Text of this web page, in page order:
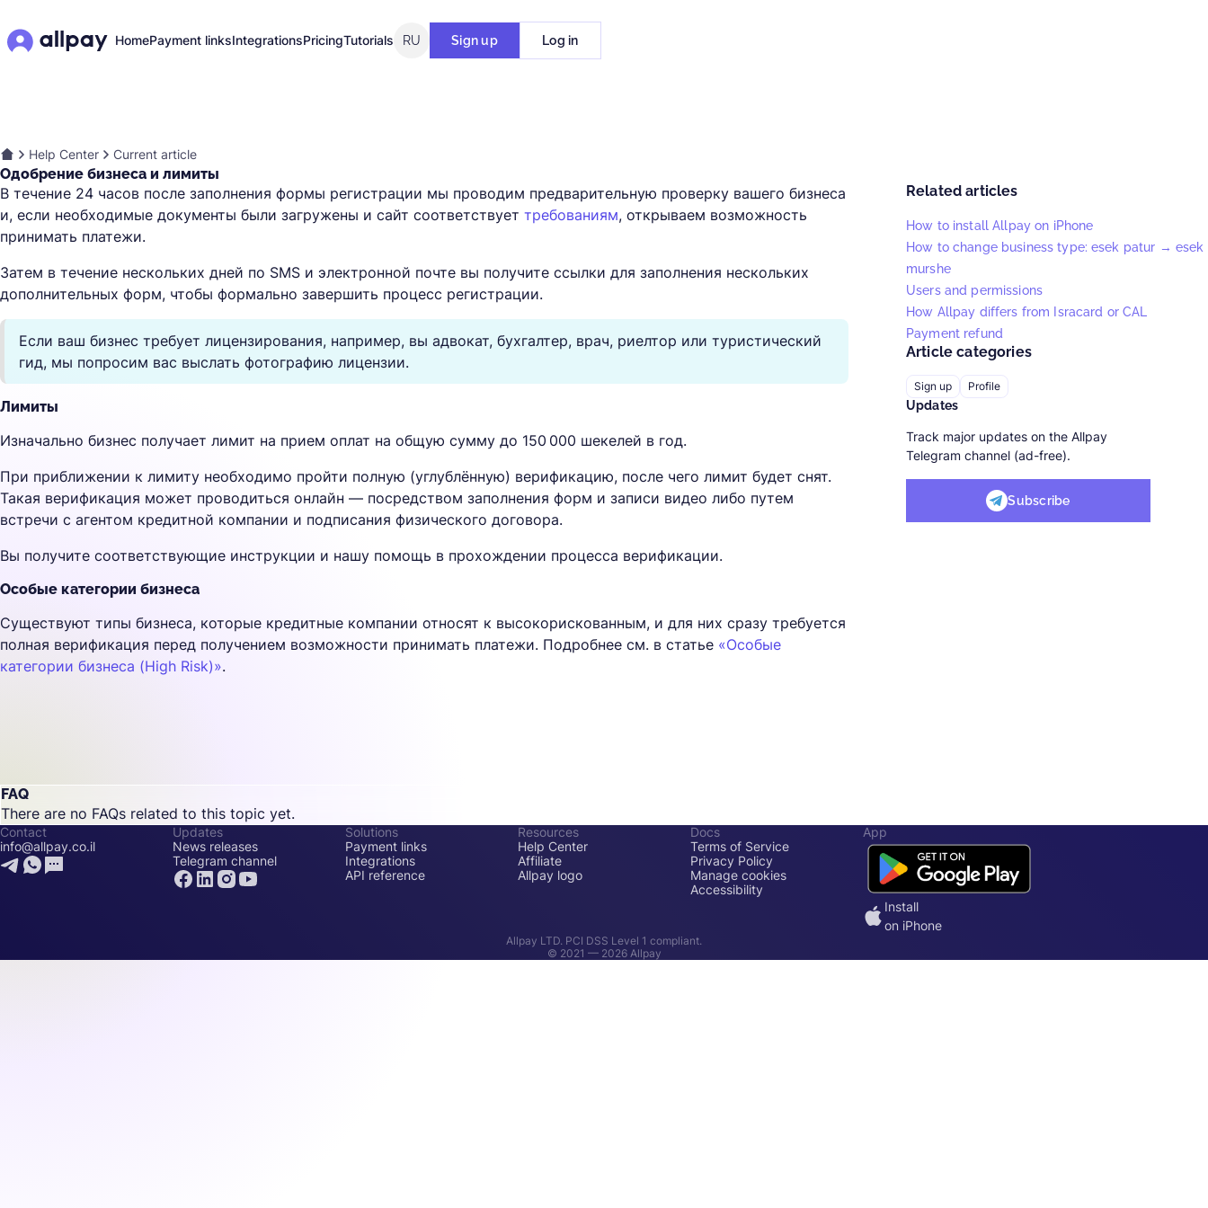
HomePayment linksIntegrationsPricingTutorials RU Sign up Log in
Help Center Current article
Одобрение бизнеса и лимиты
В течение 24 часов после заполнения формы регистрации мы проводим предварительную проверку вашего бизнеса
и, если необходимые документы были загружены и сайт соответствует требованиям, открываем возможность
принимать платежи.
Затем в течение нескольких дней по SMS и электронной почте вы получите ссылки для заполнения нескольких
дополнительных форм, чтобы формально завершить процесс регистрации.
Если ваш бизнес требует лицензирования, например, вы адвокат, бухгалтер, врач, риелтор или туристический
гид, мы попросим вас выслать фотографию лицензии.
Лимиты
Изначально бизнес получает лимит на прием оплат на общую сумму до 150 000 шекелей в год.
При приближении к лимиту необходимо пройти полную (углублённую) верификацию, после чего лимит будет снят.
Такая верификация может проводиться онлайн — посредством заполнения форм и записи видео либо путем
встречи с агентом кредитной компании и подписания физического договора.
Вы получите соответствующие инструкции и нашу помощь в прохождении процесса верификации.
Особые категории бизнеса
Существуют типы бизнеса, которые кредитные компании относят к высокорискованным, и для них сразу требуется
полная верификация перед получением возможности принимать платежи. Подробнее см. в статье «Особые
категории бизнеса (High Risk)».
Related articles
How to install Allpay on iPhone
How to change business type: esek patur → esek
murshe
Users and permissions
How Allpay differs from Isracard or CAL
Payment refund
Article categories
Sign up Profile
Updates
Track major updates on the Allpay
Telegram channel (ad-free).
Subscribe
FAQ
There are no FAQs related to this topic yet.
Contact
info@allpay.co.il
Updates
News releases
Telegram channel
Solutions
Payment links
Integrations
API reference
Resources
Help Center
Affiliate
Allpay logo
Docs
Terms of Service
Privacy Policy
Manage cookies
Accessibility
App
Install
on iPhone
Allpay LTD. PCI DSS Level 1 compliant.
© 2021 — 2026Allpay